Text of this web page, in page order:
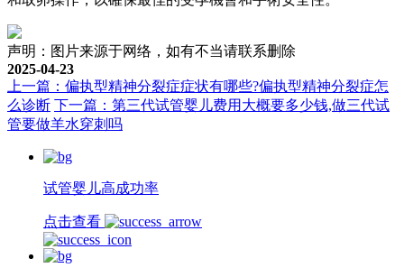
声明：图片来源于网络，如有不当请联系删除
2025-04-23
上一篇：偏执型精神分裂症症状有哪些?偏执型精神分裂症怎
么诊断 下一篇：第三代试管婴儿费用大概要多少钱,做三代试
管要做羊水穿刺吗
试管婴儿高成功率
点击查看